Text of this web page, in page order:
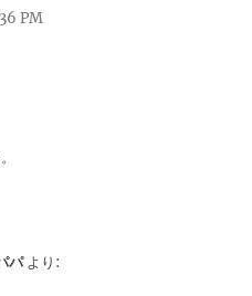
PM
パ より: